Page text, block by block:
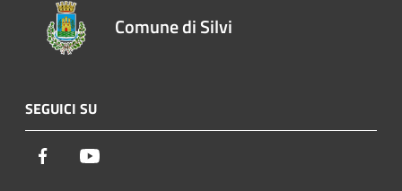
Comune di Silvi
SEGUICI SU
Facebook